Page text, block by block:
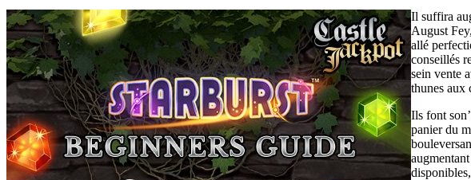
Il suffira
August
allé
conseillés
sein vente
thunes aux
Ils font
panier du